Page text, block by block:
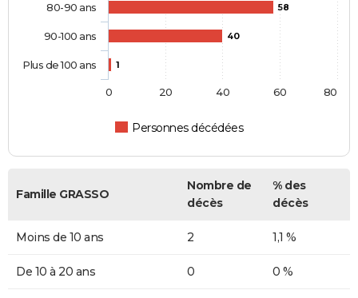
58
40
1
Personnes décédées
80-90 ans
90-100 ans
Plus de 100 ans
0 20 40 60 80
Famille GRASSO
Nombre de
décès
% des
décès
Moins de 10 ans 2 1,1 %
De 10 à 20 ans 0 0 %